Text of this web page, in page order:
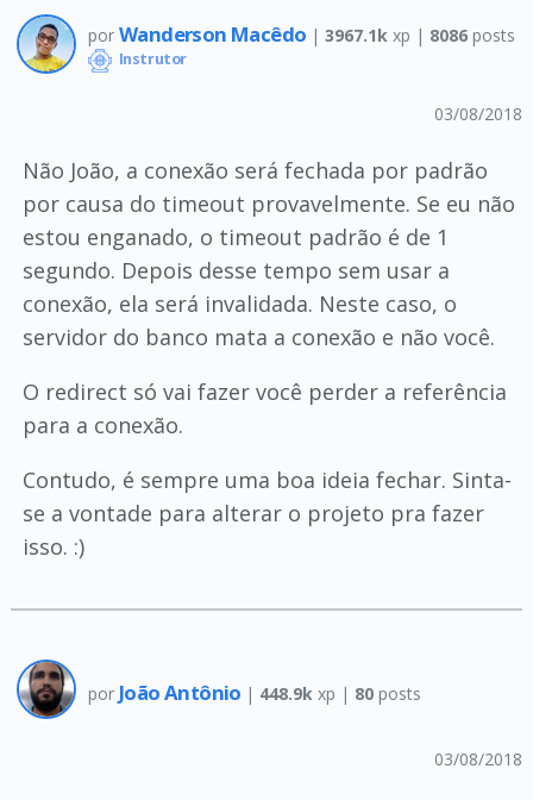
por Wanderson Macêdo | 3967.1k xp | 8086posts
Instrutor
03/08/2018
Não João, a conexão será fechada por padrão
por causa do timeout provavelmente. Se eu não
estou enganado, o timeout padrão é de 1
segundo. Depois desse tempo sem usar a
conexão, ela será invalidada. Neste caso, o
servidor do banco mata a conexão e não você.
O redirect só vai fazer você perder a referência
para a conexão.
Contudo, é sempre uma boa ideia fechar. Sinta-
se a vontade para alterar o projeto pra fazer
isso. :)
por João Antônio | 448.9k xp | 80 posts
03/08/2018